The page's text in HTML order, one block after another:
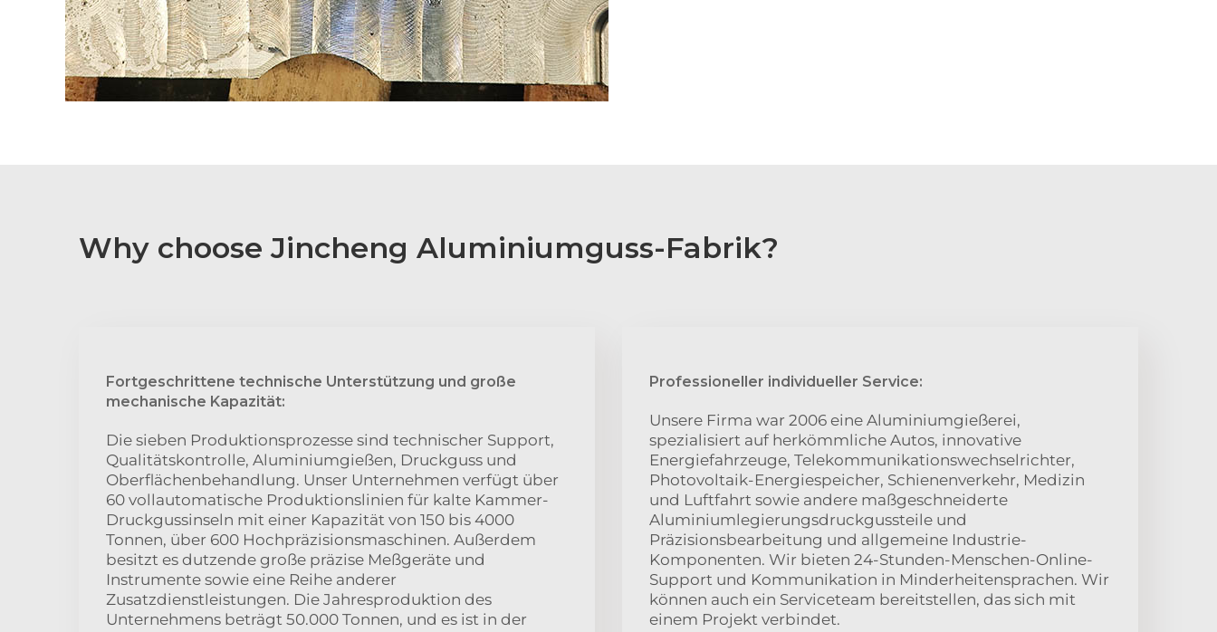
Why choose Jincheng Aluminiumguss-Fabrik?
Fortgeschrittene technische Unterstützung und große
mechanische Kapazität:
Die sieben Produktionsprozesse sind technischer Support,
Qualitätskontrolle, Aluminiumgießen, Druckguss und
Oberflächenbehandlung. Unser Unternehmen verfügt über
60 vollautomatische Produktionslinien für kalte Kammer-
Druckgussinseln mit einer Kapazität von 150 bis 4000
Tonnen, über 600 Hochpräzisionsmaschinen. Außerdem
besitzt es dutzende große präzise Meßgeräte und
Instrumente sowie eine Reihe anderer
Zusatzdienstleistungen. Die Jahresproduktion des
Unternehmens beträgt 50.000 Tonnen, und es ist in der
Professioneller individueller Service:
Unsere Firma war 2006 eine Aluminiumgießerei,
spezialisiert auf herkömmliche Autos, innovative
Energiefahrzeuge, Telekommunikationswechselrichter,
Photovoltaik-Energiespeicher, Schienenverkehr, Medizin
und Luftfahrt sowie andere maßgeschneiderte
Aluminiumlegierungsdruckgussteile und
Präzisionsbearbeitung und allgemeine Industrie-
Komponenten. Wir bieten 24-Stunden-Menschen-Online-
Support und Kommunikation in Minderheitensprachen. Wir
können auch ein Serviceteam bereitstellen, das sich mit
einem Projekt verbindet.